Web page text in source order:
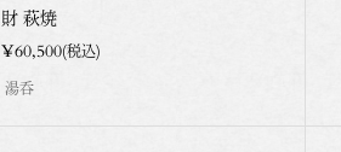
財 萩焼
¥60,500(税込)
湯呑